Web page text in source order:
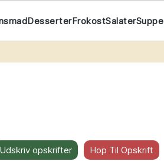
DesserterFrokostSalaterSuppe
Udskriv opskrifter Hop Til Opskrift